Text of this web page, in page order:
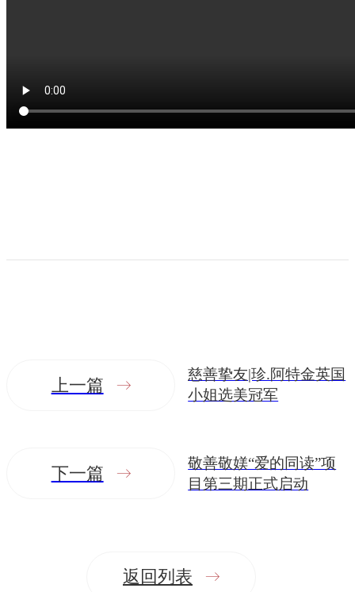
上一篇
慈善挚友|珍.阿特金英国
小姐选美冠军
下一篇
敬善敬媄“爱的同读”项
目第三期正式启动
返回列表